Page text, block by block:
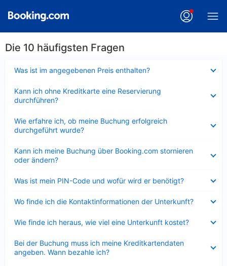
Die 10 häufigsten Fragen
Was ist im angegebenen Preis enthalten?
Kann ich ohne Kreditkarte eine Reservierung
durchführen?
Wie erfahre ich, ob meine Buchung erfolgreich
durchgeführt wurde?
Kann ich meine Buchung über Booking.com stornieren
oder ändern?
Was ist mein PIN-Code und wofür wird er benötigt?
Wo finde ich die Kontaktinformationen der Unterkunft?
Wie finde ich heraus, wie viel eine Unterkunft kostet?
Bei der Buchung muss ich meine Kreditkartendaten
angeben. Wann bezahle ich?